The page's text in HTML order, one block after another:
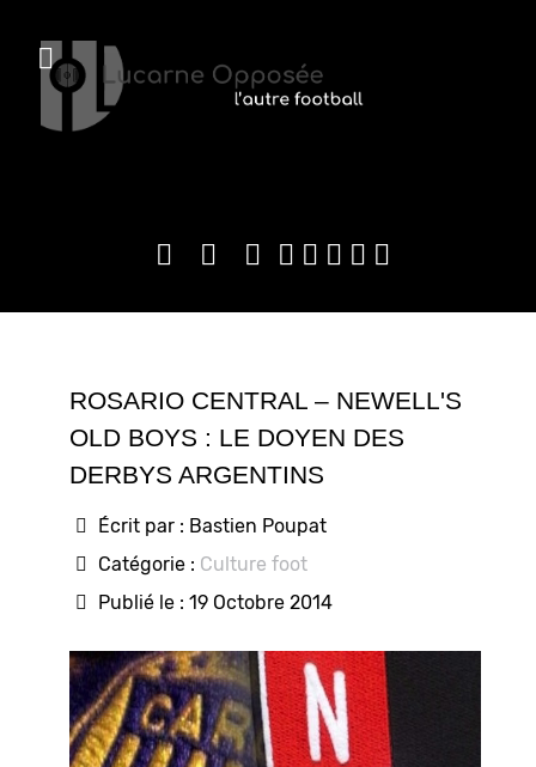
ROSARIO CENTRAL – NEWELL'S
OLD BOYS : LE DOYEN DES
DERBYS ARGENTINS
Écrit par : Bastien Poupat
Catégorie : Culture foot
Publié le : 19 Octobre 2014